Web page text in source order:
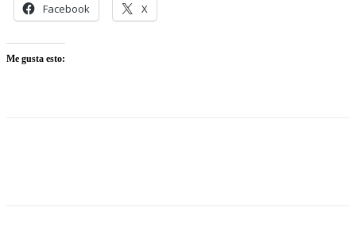
Facebook X
Me gusta esto: